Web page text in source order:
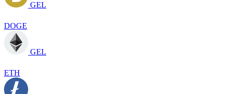
GEL
DOGE
GEL
ETH